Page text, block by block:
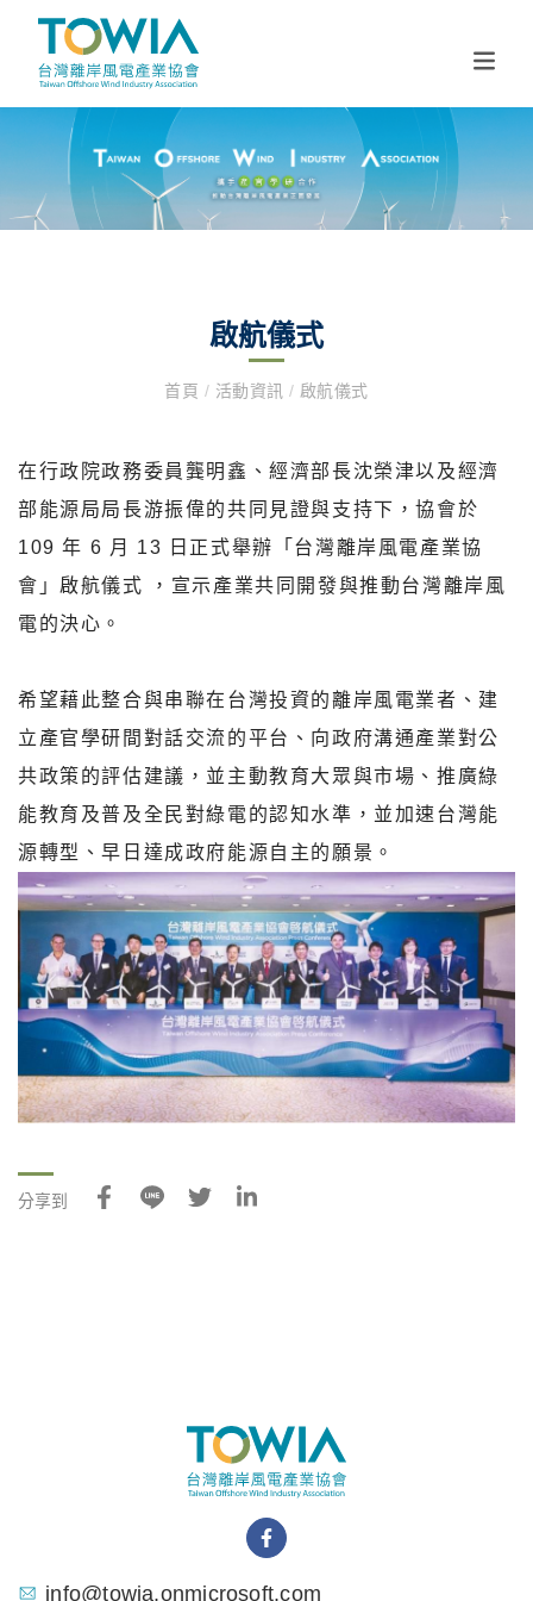
啟航儀式
首頁 / 活動資訊 / 啟航儀式
在行政院政務委員龔明鑫、經濟部長沈榮津以及經濟
部能源局局長游振偉的共同見證與支持下，協會於
109 年 6 月 13 日正式舉辦「台灣離岸風電產業協
會」啟航儀式 ，宣示產業共同開發與推動台灣離岸風
電的決心。
希望藉此整合與串聯在台灣投資的離岸風電業者、建
立產官學研間對話交流的平台、向政府溝通產業對公
共政策的評估建議，並主動教育大眾與市場、推廣綠
能教育及普及全民對綠電的認知水準，並加速台灣能
源轉型、早日達成政府能源自主的願景。
分享到
info@towia.onmicrosoft.com